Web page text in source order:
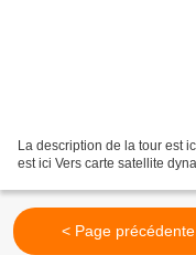
La description de la tour est
est ici Vers carte satellite
< Page précédente